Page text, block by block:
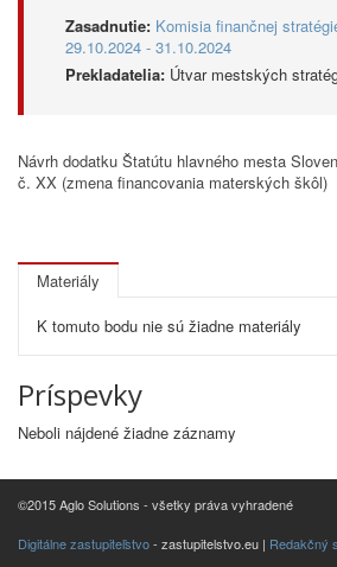
Zasadnutie: Komisia finančnej
29.10.2024 - 31.10.2024
Prekladatelia: Útvar mestských
Návrh dodatku Štatútu hlavného mesta
č. XX (zmena financovania materských škôl)
Materiály
K tomuto bodu nie sú žiadne materiály
Príspevky
Neboli nájdené žiadne záznamy
©2015 Aglo Solutions - všetky práva vyhradené
Digitálne zastupiteľstvo- zastupitelstvo.eu | Redakčný